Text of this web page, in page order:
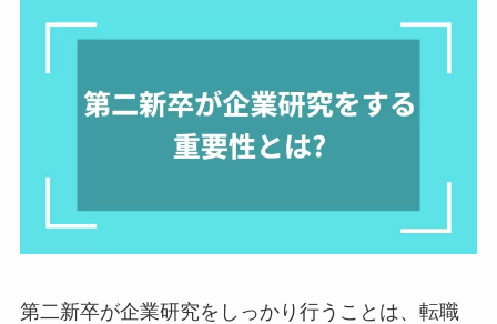
第二新卒が企業研究をしっかり行うことは、転職